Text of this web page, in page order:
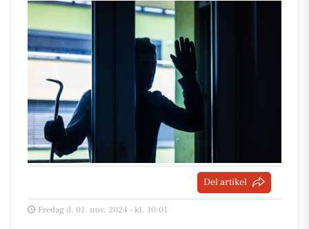
Del artikel
Fredag d. 01. nov. 2024 - kl. 10:01